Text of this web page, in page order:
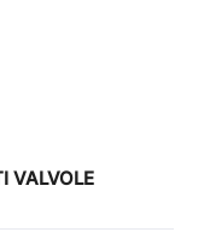
VALVOLE